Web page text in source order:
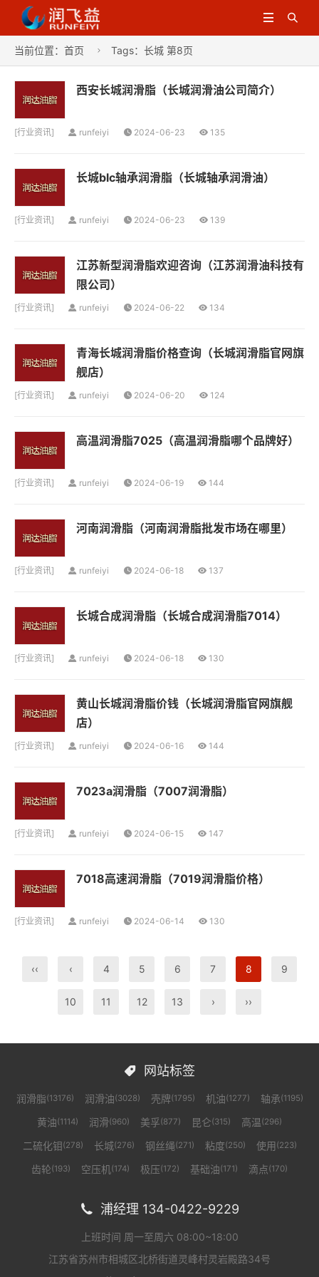


当前位置： 首页  Tags：长城 第8页
西安长城润滑脂（长城润滑油公司简介）
[行业资讯] runfeiyi 2024-06-23 135
长城blc轴承润滑脂（长城轴承润滑油）
[行业资讯] runfeiyi 2024-06-23 139
江苏新型润滑脂欢迎咨询（江苏润滑油科技有
限公司）
[行业资讯] runfeiyi 2024-06-22 134
青海长城润滑脂价格查询（长城润滑脂官网旗
舰店）
[行业资讯] runfeiyi 2024-06-20 124
高温润滑脂7025（高温润滑脂哪个品牌好）
[行业资讯] runfeiyi 2024-06-19 144
河南润滑脂（河南润滑脂批发市场在哪里）
[行业资讯] runfeiyi 2024-06-18 137
长城合成润滑脂（长城合成润滑脂7014）
[行业资讯] runfeiyi 2024-06-18 130
黄山长城润滑脂价钱（长城润滑脂官网旗舰
店）
[行业资讯] runfeiyi 2024-06-16 144
7023a润滑脂（7007润滑脂）
[行业资讯] runfeiyi 2024-06-15 147
7018高速润滑脂（7019润滑脂价格）
[行业资讯] runfeiyi 2024-06-14 130
‹‹ ‹ 4 5 6 7 8 9
10 11 12 13 › ››
 网站标签
润滑脂(13176) 润滑油(3028) 壳牌(1795) 机油(1277) 轴承(1195)
黄油(1114) 润滑(960) 美孚(877) 昆仑(315) 高温(296)
二硫化钼(278) 长城(276) 钢丝绳(271) 粘度(250) 使用(223)
齿轮(193) 空压机(174) 极压(172) 基础油(171) 滴点(170)
 浦经理 134-0422-9229
上班时间 周一至周六 08:00~18:00
江苏省苏州市相城区北桥街道灵峰村灵岩殿路34号